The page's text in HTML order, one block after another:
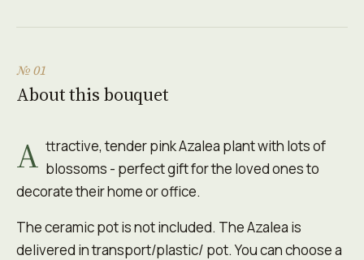
№ 01
About this bouquet
A ttractive, tender pink Azalea plant with lots of
blossoms - perfect gift for the loved ones to
decorate their home or office.
The ceramic pot is not included. The Azalea is
delivered in transport/plastic/ pot. You can choose a